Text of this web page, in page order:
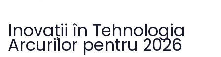
Inovații în Tehnologia
Arcurilor pentru 2026